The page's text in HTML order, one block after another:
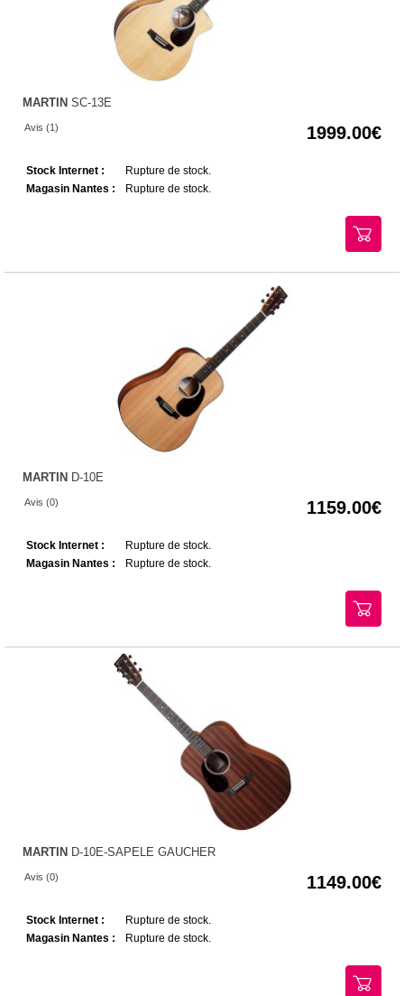
MARTIN SC-13E
Avis (1) 1999.00
Stock Internet :
Rupture de stock.
Magasin Nantes :
Rupture de stock.
MARTIN D-10E
Avis (0) 1159.00
Stock Internet :
Rupture de stock.
Magasin Nantes :
Rupture de stock.
MARTIN D-10E-SAPELE GAUCHER
Avis (0) 1149.00
Stock Internet :
Rupture de stock.
Magasin Nantes :
Rupture de stock.